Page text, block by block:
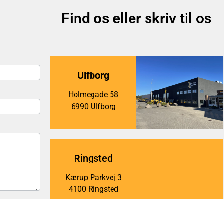
Find os eller skriv til os
Ulfborg
Holmegade 58
6990 Ulfborg
Ringsted
Kærup Parkvej 3
4100 Ringsted